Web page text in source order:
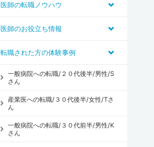
医師の転職ノウハウ
医師のお役立ち情報
転職された方の体験事例
一般病院への転職/２０代後半/男性/S
さん
産業医への転職/３０代後半/女性/Tさ
ん
一般病院への転職/３０代前半/男性/K
さん